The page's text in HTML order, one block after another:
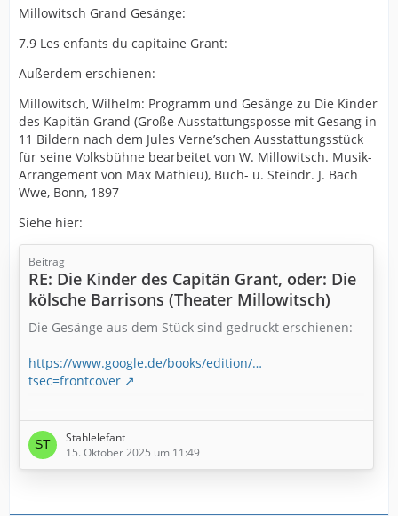
Millowitsch Grand Gesänge:
7.9 Les enfants du capitaine Grant:
Außerdem erschienen:
Millowitsch, Wilhelm: Programm und Gesänge zu Die Kinder
des Kapitän Grand (Große Ausstattungsposse mit Gesang in
11 Bildern nach dem Jules Verne’schen Ausstattungsstück
für seine Volksbühne bearbeitet von W. Millowitsch. Musik-
Arrangement von Max Mathieu), Buch- u. Steindr. J. Bach
Wwe, Bonn, 1897
Siehe hier:
Beitrag
RE: Die Kinder des Capitän Grant, oder: Die
kölsche Barrisons (Theater Millowitsch)
Die Gesänge aus dem Stück sind gedruckt erschienen:
https://www.google.de/books/edition/…
tsec=frontcover
[…]
Das können wir dann bei Gelegenheit einstudieren und
fröhlich trällern
Stahlelefant
15. Oktober 2025 um 11:49